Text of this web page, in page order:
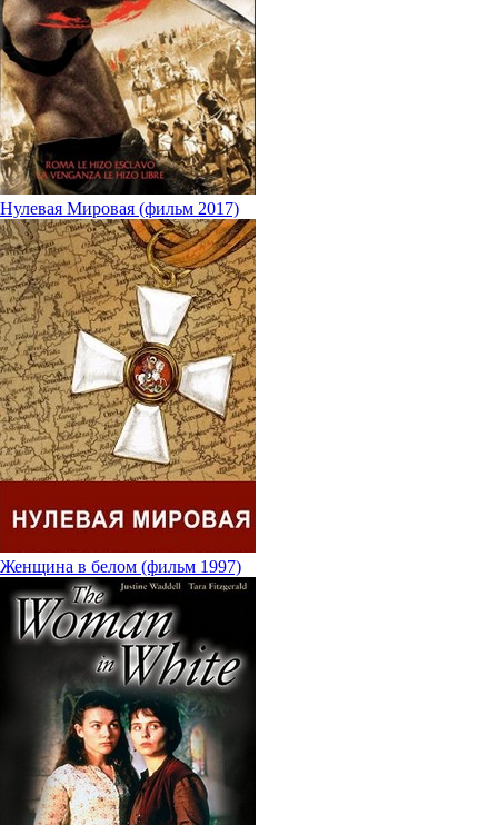
Нулевая Мировая (фильм 2017)
Женщина в белом (фильм 1997)